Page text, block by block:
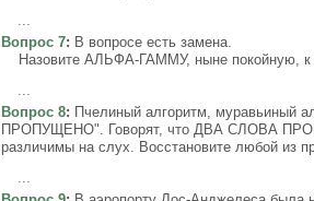
Вопрос 7: В вопросе есть замена.
Назовите АЛЬФА-ГАММУ, ныне покойную, к
Вопрос 8: Пчелиный алгоритм, муравьиный
ПРОПУЩЕНО". Говорят, что ДВА СЛОВА
различимы на слух. Восстановите любой из